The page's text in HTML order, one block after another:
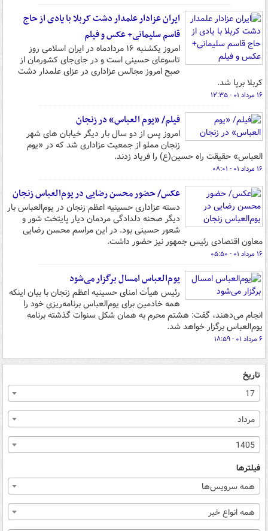
ایران عزادار علمدار دشت کربلا با یادی از حاج
قاسم سلیمانی+ عکس و فیلم
امروز یکشنبه ۱۶ مردادماه در ایران اسلامی روز
تاسوعای حسینی است و در جای‌جای کشورمان از
صبح امروز مجالس عزاداری در عزای علمدار دشت
کربلا برپا شد.
۱۶ مرداد ۰۱ - ۱۲:۳۵
فیلم/ «یوم العباس» در زنجان
امروز پس از دو سال بار دیگر خیابان های شهر
زنجان مملو از جمعیت عزاداری شد که در «یوم
العباس» حقیقت راه حسین(ع) را فریاد زدند.
۱۶ مرداد ۰۱ - ۰۸:۰۱
عکس/ حضور محسن رضایی در یوم‌العباس زنجان
دسته عزاداری حسینیه اعظم زنجان در یوم‌العباس بار
دیگر صحنه دلدادگی مردمان دیار پایتخت شور و
شعور حسینی بود. در این مراسم محسن رضایی
معاون اقتصادی رئیس جمهور نیز حضور داشت.
۱۶ مرداد ۰۱ - ۰۵:۵۰
یوم‌العباس امسال برگزار می‌شود
رئیس هیأت امنای حسینیه اعظم زنجان با بیان اینکه
همه خادمین برای یوم‌العباس برنامه‌ریزی خود را
انجام می‌دهند، گفت: هشتم محرم به همان شکل سنوات گذشته برنامه
یوم‌العباس برگزار خواهد شد.
۶ مرداد ۰۱ - ۱۸:۵۹
تاریخ
17
مرداد
1405
فیلترها
همه سرویس‌ها
همه انواع خبر